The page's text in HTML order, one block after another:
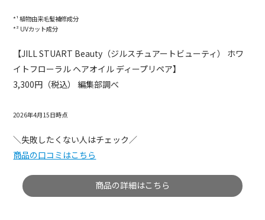
*¹ 植物由来毛髪補修成分
*² UVカット成分
【JILL STUART Beauty（ジルスチュアートビューティ） ホワ
イトフローラル ヘアオイル ディープリペア】
3,300円（税込） 編集部調べ
2026年4月15日時点
＼失敗したくない人はチェック／
商品の口コミはこちら
商品の詳細はこちら